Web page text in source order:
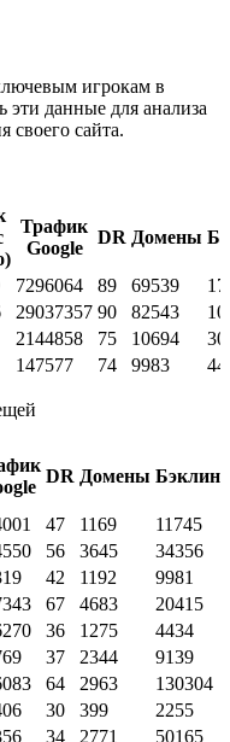
игрокам в
данные для анализа
своего сайта.
Трафик
Google
DR Домены
7296064 89 69539
29037357 90 82543
2144858 75 10694
147577 74 9983
DR Домены
47 1169
11745
56 3645
34356
42 1192
9981
67 4683
20415
36 1275
4434
37 2344
9139
64 2963
130304
30 399
2255
34 2771
50165